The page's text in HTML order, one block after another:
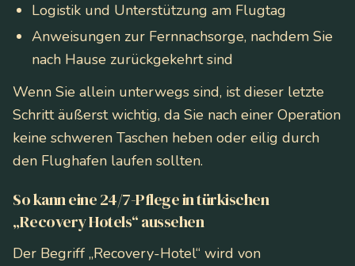
Logistik und Unterstützung am Flugtag
Anweisungen zur Fernnachsorge, nachdem Sie
nach Hause zurückgekehrt sind
Wenn Sie allein unterwegs sind, ist dieser letzte
Schritt äußerst wichtig, da Sie nach einer Operation
keine schweren Taschen heben oder eilig durch
den Flughafen laufen sollten.
So kann eine 24/7-Pflege in türkischen
„Recovery Hotels“ aussehen
Der Begriff „Recovery-Hotel“ wird von